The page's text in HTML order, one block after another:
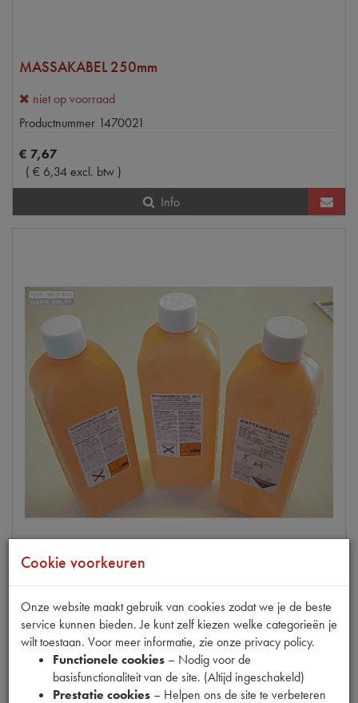
MASSAKABEL 250mm
niet op voorraad
Productnummer 1470021
€ 7,67
( € 6,34excl. btw )
Info
TT
ACCUZUUR 1 LITER
op voorraad
Productnummer 1470200
08
€ 33excl. btw)
Cookie voorkeuren
Onze website maakt gebruik van cookies zodat we je de beste
service kunnen bieden. Je kunt zelf kiezen welke categorieën je
wilt toestaan. Voor meer informatie, zie onze privacy policy.
Functionele cookies – Nodig voor de
basisfunctionaliteit van de site. (Altijd ingeschakeld)
Prestatie cookies – Helpen ons de site te verbeteren